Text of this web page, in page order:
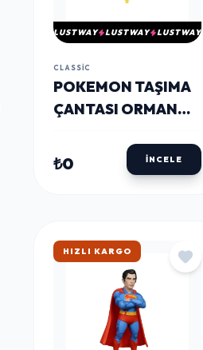
LUSTWAY LUSTWAY LUSTWAY
CLASSIC
POKEMON TAŞIMA
ÇANTASI ORMAN
SETI AKSIYON
₺0 İNCELE
HIZLI KARGO